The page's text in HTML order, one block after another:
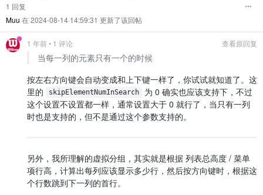
1 回复
Muu 在 2024-08-14 14:59:31 更新了该回帖
1 年前• 1 评论 查看原回复
当每一列的元素只有一个的时候
按左右方向键会自动变成和上下键一样了，你试试就知道了。这
里的
skipElementNumInSearch
为 0 确实也应该支持下，不过
这个设置不设置都一样，通常设置大于 0 就行了，当只有一列
时也是支持的，但不是通过这个参数支持的。
另外，我所理解的虚拟分组，其实就是根据 列表总高度 / 菜单
项行高，计算出每列应该显示多少行，然后按方向键时，根据这
个行数跳到下一列的首行。